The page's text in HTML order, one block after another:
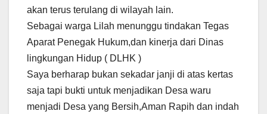
akan terus terulang di wilayah lain.
Sebagai warga Lilah menunggu tindakan Tegas
Aparat Penegak Hukum,dan kinerja dari Dinas
lingkungan Hidup ( DLHK )
Saya berharap bukan sekadar janji di atas kertas
saja tapi bukti untuk menjadikan Desa waru
menjadi Desa yang Bersih,Aman Rapih dan indah